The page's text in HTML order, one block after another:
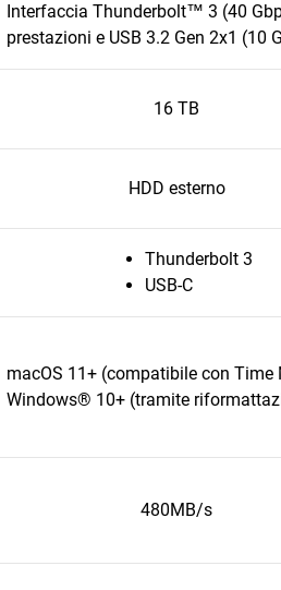
Interfaccia Thunderbolt™ 3 (40
prestazioni e USB 3.2 Gen 2x1 (10
16 TB
HDD esterno
Thunderbolt 3
USB-C
macOS 11+ (compatibile con Time
Windows® 10+ (tramite
480MB/s